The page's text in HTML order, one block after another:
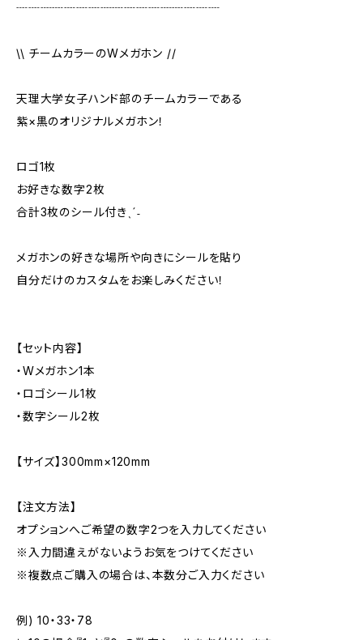
┈┈┈┈┈┈┈┈┈┈┈┈┈┈┈┈┈
\\ チームカラーのWメガホン //
天理大学女子ハンド部のチームカラーである
紫×黒のオリジナルメガホン！
ロゴ1枚
お好きな数字2枚
合計3枚のシール付きˎˊ˗
メガホンの好きな場所や向きにシールを貼り
自分だけのカスタムをお楽しみください！
【セット内容】
・Wメガホン1本
・ロゴシール1枚
・数字シール2枚
【サイズ】300mm×120mm
【注文方法】
オプションへご希望の数字2つを入力してください
※入力間違えがないようお気をつけてください
※複数点ご購入の場合は、本数分ご入力ください
例) 10・33・78